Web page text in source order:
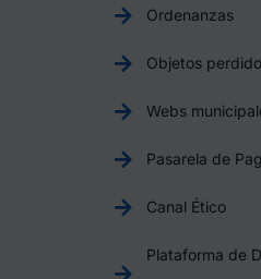
Ordenanzas
Objetos
Webs
Pasarela de
Canal Ético
Plataforma de